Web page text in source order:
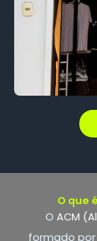
O que
O ACM
formado